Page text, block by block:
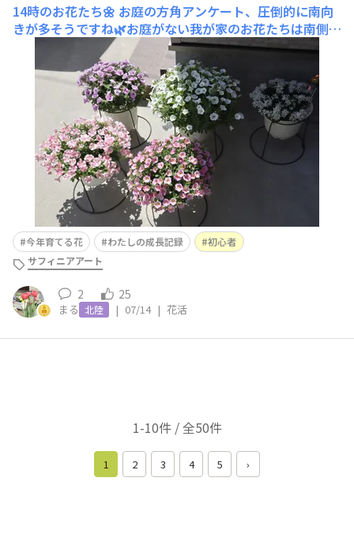
14時のお花たち🌼 お庭の方角アンケート、圧倒的に南向
きが多そうですね🌿お庭がない我が家のお花たちは南側玄
関横が定位置🪴ポーチの影になり午後はだんだん日陰にな
るので、強い西陽からは守れます❤️‍🩹ももいろハートのア
ブラムシは今朝も特に増えることなく、引き続きスプレー
片手に様子見です🔍
今年育てる花 わたしの成長記録
初心者
サフィニアアート
2 25
まる 北陸 | 07/14 | 花活
1-10件 / 全50件
1 2 3 4 5 ›